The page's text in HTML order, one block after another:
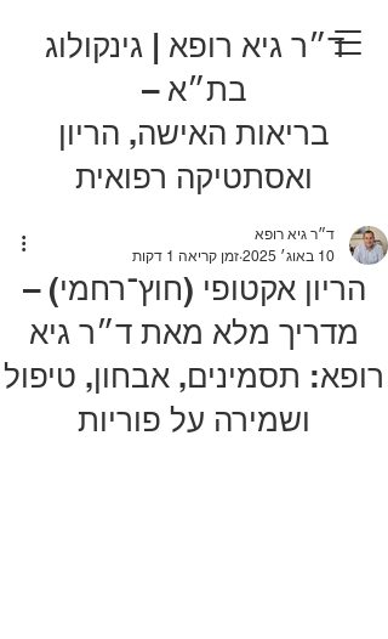
ד״ר גיא רופא | גינקולוג
בת״א –
בריאות האישה, הריון
ואסתטיקה רפואית
הריון אקטופי (חוץ־רחמי) –
מדריך מלא מאת ד״ר גיא
רופא: תסמינים, אבחון, טיפול
ושמירה על פוריות
ד״ר גיא רופא
10 באוג׳ 2025
זמן קריאה 1 דקות